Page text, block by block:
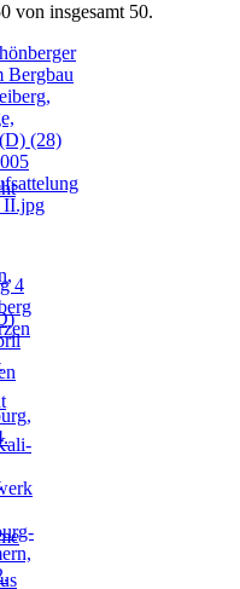
von insgesamt 50.